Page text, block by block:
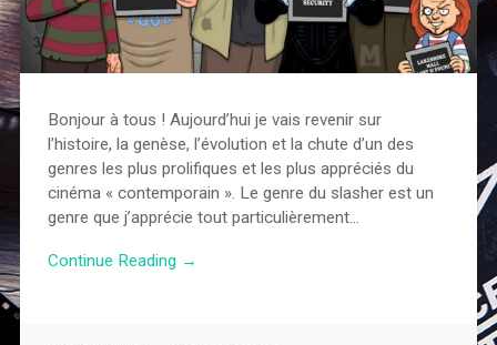
Bonjour à tous ! Aujourd’hui je vais revenir sur
l’histoire, la genèse, l’évolution et la chute d’un des
genres les plus prolifiques et les plus appréciés du
cinéma « contemporain ». Le genre du slasher est un
genre que j’apprécie tout particulièrement…
Continue Reading →